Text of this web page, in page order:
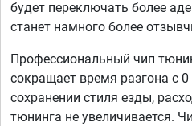
будет переключать более
станет намного более
Профессиональный чип
сокращает время разгона с
сохранении стиля езды,
тюнинга не увеличивается.